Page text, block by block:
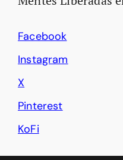
Facebook
Instagram
X
Pinterest
KoFi